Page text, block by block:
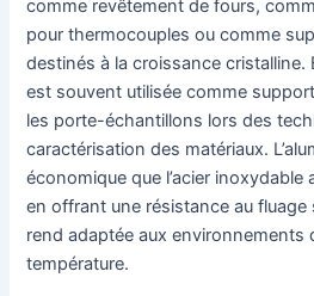
comme revêtement de fours,
pour thermocouples ou comme
destinés à la croissance cristalline.
est souvent utilisée comme
les porte-échantillons lors des
caractérisation des matériaux.
économique que l’acier inoxydable
en offrant une résistance au fluage
rend adaptée aux environnements
température.